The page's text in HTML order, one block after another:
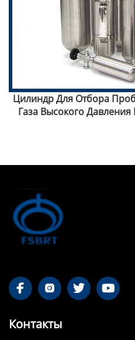
Цилиндр Для Отбора
Газа Высокого
   
Контакты